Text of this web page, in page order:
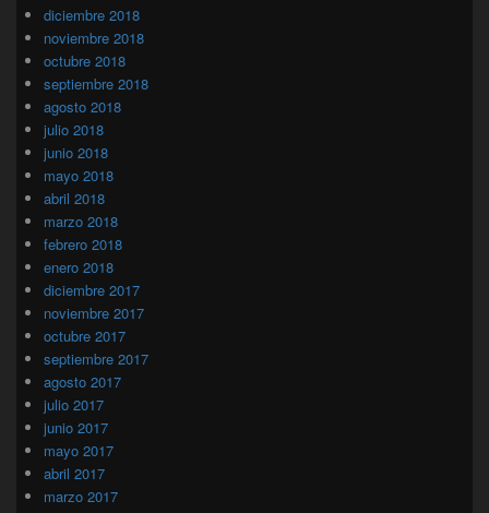
diciembre 2018
noviembre 2018
octubre 2018
septiembre 2018
agosto 2018
julio 2018
junio 2018
mayo 2018
abril 2018
marzo 2018
febrero 2018
enero 2018
diciembre 2017
noviembre 2017
octubre 2017
septiembre 2017
agosto 2017
julio 2017
junio 2017
mayo 2017
abril 2017
marzo 2017